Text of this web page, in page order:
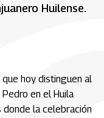
Huilense.
hoy distinguen al
en el Huila
la celebración